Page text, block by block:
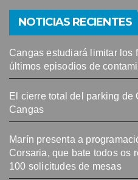
NOTICIAS RECIENTES
Cangas estudiará limitar los
últimos episodios de
El cierre total del parking de
Cangas
Marín presenta a
Corsaria, que bate todos os
100 solicitudes de mesas